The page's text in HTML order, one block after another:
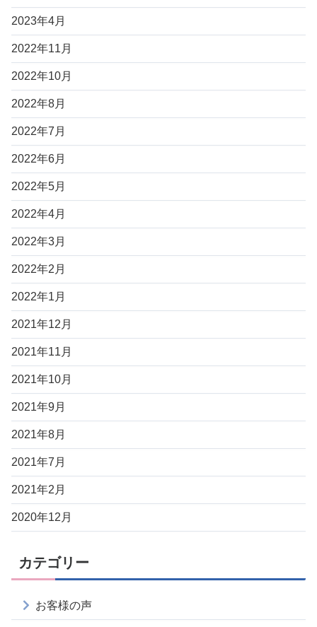
2023年4月
2022年11月
2022年10月
2022年8月
2022年7月
2022年6月
2022年5月
2022年4月
2022年3月
2022年2月
2022年1月
2021年12月
2021年11月
2021年10月
2021年9月
2021年8月
2021年7月
2021年2月
2020年12月
カテゴリー
お客様の声